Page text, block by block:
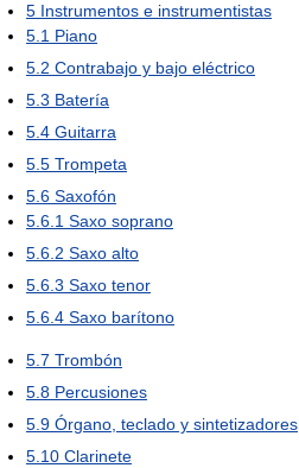
5 Instrumentos e instrumentistas
5.1 Piano
5.2 Contrabajo y bajo eléctrico
5.3 Batería
5.4 Guitarra
5.5 Trompeta
5.6 Saxofón
5.6.1 Saxo soprano
5.6.2 Saxo alto
5.6.3 Saxo tenor
5.6.4 Saxo barítono
5.7 Trombón
5.8 Percusiones
5.9 Órgano, teclado y sintetizadores
5.10 Clarinete